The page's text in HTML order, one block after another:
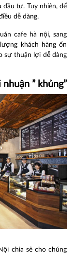
đầu tư. Tuy nhiên, để
dễ dàng.
cafe hà nội, sang
khách hàng ổn
sự thuận lợi dễ dàng
” khủng”
chia sẻ cho chúng